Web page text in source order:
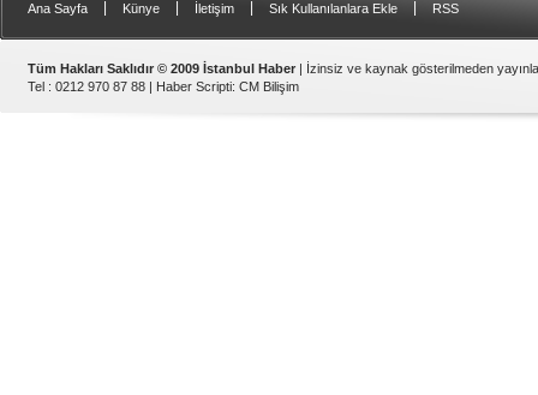
Ana Sayfa Künye İletişim Sık Kullanılanlara Ekle RSS
Tüm Hakları Saklıdır © 2009 İstanbul Haber | İzinsiz ve kaynak gösterilmeden
Tel : 0212 970 87 88 | Haber Scripti: CM Bilişim